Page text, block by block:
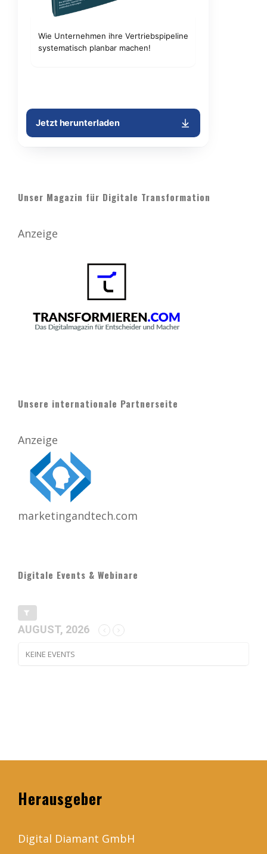
Unser Magazin für Digitale Transformation
Anzeige
Unsere internationale Partnerseite
Anzeige
marketingandtech.com
Digitale Events & Webinare
AUGUST, 2026
KEINE EVENTS
Herausgeber
Digital Diamant GmbH